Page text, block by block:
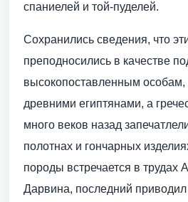
спаниелей и той-пуделей.
Сохранились сведения, что
преподносились в качестве
высокопоставленным
древними египтянами, а
много веков назад
полотнах и гончарных
породы встречается в трудах
Дарвина, последний приводил